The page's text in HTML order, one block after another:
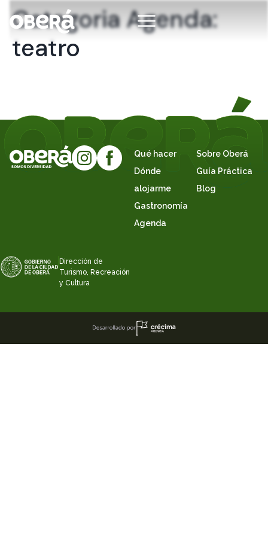
Categoria Agenda:
teatro
Qué hacer
Dónde
alojarme
Gastronomía
Agenda
Sobre Oberá
Guía Práctica
Blog
Dirección de
Turismo, Recreación
y Cultura